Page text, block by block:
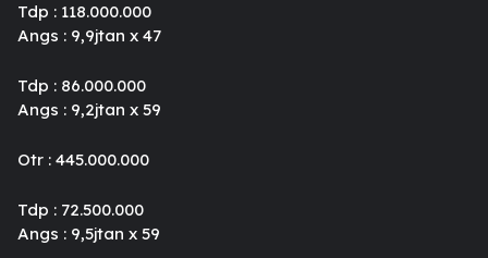
Tdp : 118.000.000
Angs : 9,9jtan x 47
Tdp : 86.000.000
Angs : 9,2jtan x 59
Otr : 445.000.000
Tdp : 72.500.000
Angs : 9,5jtan x 59